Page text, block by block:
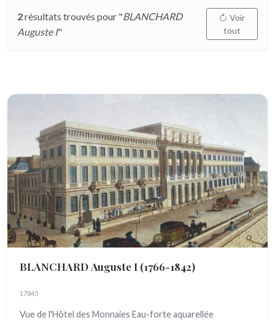
2résultats trouvés pour "BLANCHARD
Auguste I"
Voir
tout
BLANCHARD Auguste I (1766-1842)
17845
Vue de l'Hôtel des Monnaies Eau-forte aquarellée